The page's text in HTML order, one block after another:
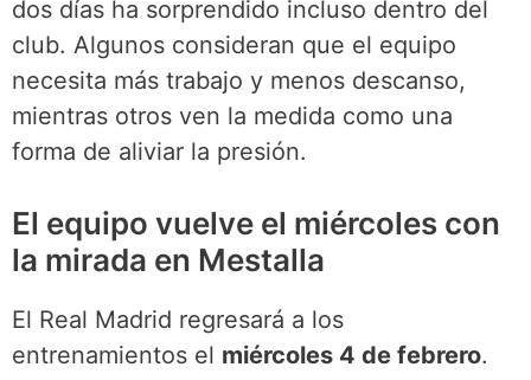
dos días ha sorprendido incluso dentro del
club. Algunos consideran que el equipo
necesita más trabajo y menos descanso,
mientras otros ven la medida como una
forma de aliviar la presión.
El equipo vuelve el miércoles con
la mirada en Mestalla
El Real Madrid regresará a los
entrenamientos el miércoles 4 de febrero.